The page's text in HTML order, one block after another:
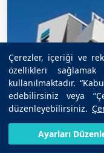
Çerezler, içeriği ve
özellikleri
kullanılmaktadır.
edebilirsiniz veya
düzenleyebilirsiniz.
Ayarları
HIZLI RANDEVU AL